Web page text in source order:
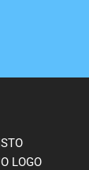
LOGO